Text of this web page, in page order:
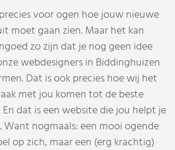
voor ogen hoe jouw nieuwe
moet gaan zien. Maar het kan
zo zijn dat je nog geen idee
webdesigners in Biddinghuizen
Dat is ook precies hoe wij het
met jou komen tot de beste
dat is een website die jou helpt je
Want nogmaals: een mooi ogende
op zich, maar een (erg krachtig)